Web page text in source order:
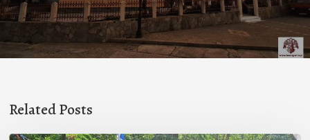
Related Posts